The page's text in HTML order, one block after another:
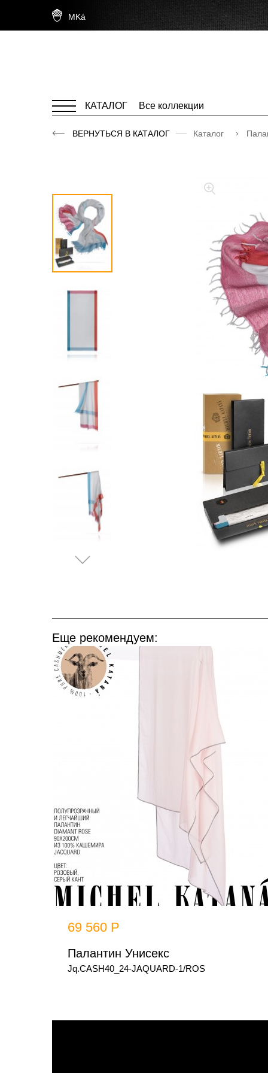
MKá
КАТАЛОГ Все коллекции
ВЕРНУТЬСЯ В КАТАЛОГ Каталог
Еще рекомендуем:
69 560 Р
Палантин Унисекс
Jq.CASH40_24-JAQUARD-1/ROS